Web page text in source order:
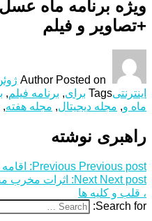
+تصاویر و فیلم
Author Posted on ژوئن 26,
اینترنتیTags برای, برنامه فیلم,
ماه و, مجله دیجیتال, مجله هفته,
راهبری نوشته
Previous Previous post:
Next Next post:
اثرات مخرب
، قلب و کلیه ها
Search for: